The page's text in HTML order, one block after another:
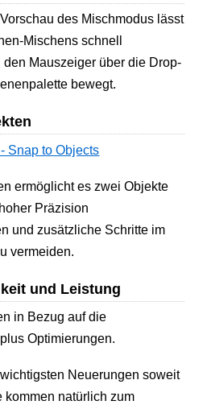
des Mischmodus lässt
Mischens schnell
Mauszeiger über die Drop-
bewegt.
ermöglicht es zwei Objekte
Präzision
und zusätzliche Schritte im
vermeiden.
und Leistung
in Bezug auf die
Optimierungen.
Neuerungen soweit
kommen natürlich zum